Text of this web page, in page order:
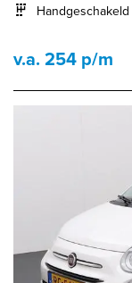
Handgeschakeld
v.a. 254 p/m